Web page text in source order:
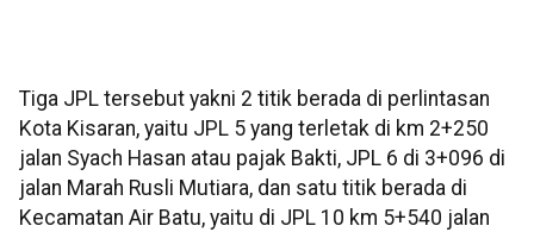
Tiga JPL tersebut yakni 2 titik berada di perlintasan
Kota Kisaran, yaitu JPL 5 yang terletak di km 2+250
jalan Syach Hasan atau pajak Bakti, JPL 6 di 3+096 di
jalan Marah Rusli Mutiara, dan satu titik berada di
Kecamatan Air Batu, yaitu di JPL 10 km 5+540 jalan